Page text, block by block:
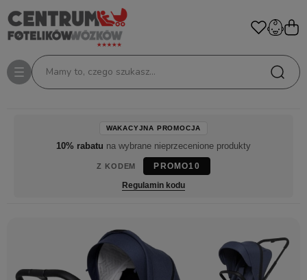
Mamy to, czego szukasz...
WAKACYJNA PROMOCJA
10% rabatu na wybrane nieprzecenione produkty
Z KODEM
PROMO10
Regulamin kodu